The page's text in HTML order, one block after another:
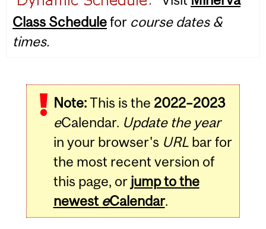
Class Schedulefor course dates &
times.
Note:This is the 2022–2023
eCalendar. Update the year
in your browser's URLbar for
the most recent version of
this page, or jump to the
newest eCalendar.